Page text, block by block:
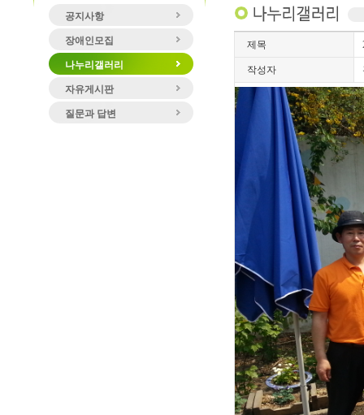
공지사항
장애인모집
나누리갤러리
자유게시판
질문과 답변
제목
작성자